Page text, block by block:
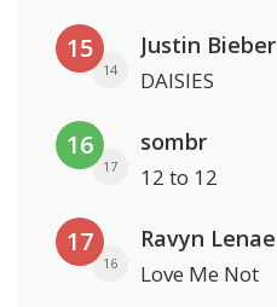
15
14
Justin Bieber
DAISIES
16
17
sombr
12 to 12
17
16
Ravyn Lenae
Love Me Not